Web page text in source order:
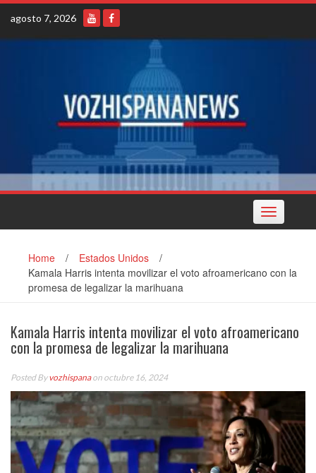
Skip
content
agosto 7, 2026
Toggle
navigation
Home / Estados Unidos
/
Kamala Harris intenta movilizar el voto afroamericano con la
promesa de legalizar la marihuana
Kamala Harris intenta movilizar el voto afroamericano
con la promesa de legalizar la marihuana
Posted Byvozhispanaon octubre 16, 2024